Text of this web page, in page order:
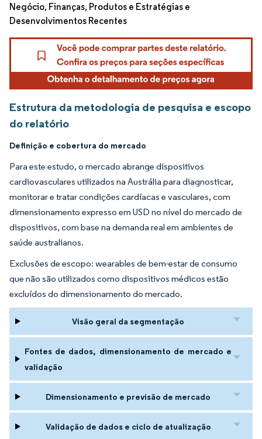
Negócio, Finanças, Produtos e Estratégias e
Desenvolvimentos Recentes
Estrutura da metodologia de pesquisa e escopo
do relatório
Definição e cobertura do mercado
Para este estudo, o mercado abrange dispositivos
cardiovasculares utilizados na Austrália para diagnosticar,
monitorar e tratar condições cardíacas e vasculares, com
dimensionamento expresso em USD no nível do mercado de
dispositivos, com base na demanda real em ambientes de
saúde australianos.
Exclusões de escopo: wearables de bem-estar de consumo
que não são utilizados como dispositivos médicos estão
excluídos do dimensionamento do mercado.
Visão geral da segmentação
Fontes de dados, dimensionamento de mercado e
validação
Dimensionamento e previsão de mercado
Validação de dados e ciclo de atualização